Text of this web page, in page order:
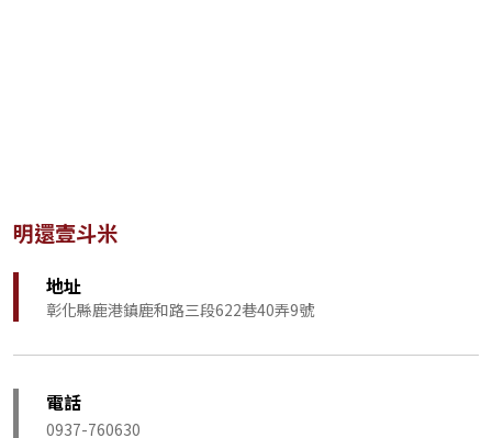
明還壹斗米
地址
彰化縣鹿港鎮鹿和路三段622巷40弄9號
電話
0937-760630